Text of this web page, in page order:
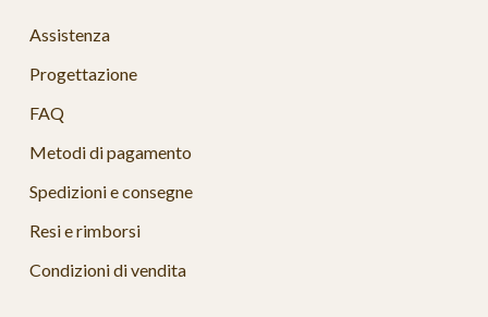
Assistenza
Progettazione
FAQ
Metodi di pagamento
Spedizioni e consegne
Resi e rimborsi
Condizioni di vendita